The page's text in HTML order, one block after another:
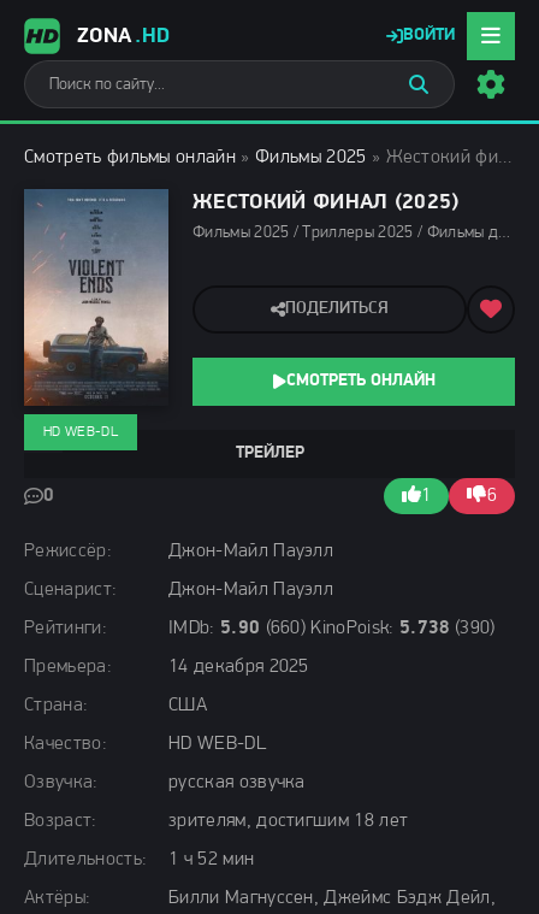
ZONA.HD ВОЙТИ
Смотреть фильмы онлайн » Фильмы 2025 » Жестокий финал (2025)
ЖЕСТОКИЙ ФИНАЛ (2025)
Фильмы 2025 / Триллеры 2025 / Фильмы декабря 2025 / Последние фильмы 2025 / Новинки кино 2025 / Зарубежные фильмы 2025 / Смотреть фильмы онлайн
Режиссёр:
Джон-Майл Пауэлл
Сценарист:
Джон-Майл Пауэлл
Рейтинги:
IMDb: 5.90 (660) KinoPoisk: 5.738 (390)
Премьера:
14 декабря 2025
Страна:
США
Качество:
HD WEB-DL
Озвучка:
русская озвучка
Возраст:
зрителям, достигшим 18 лет
Длительность:
1 ч 52 мин
Актёры:
Билли Магнуссен, Джеймс Бэдж Дейл,
ТРЕЙЛЕР
0 1 6
HD WEB-DL
ПОДЕЛИТЬСЯ
СМОТРЕТЬ ОНЛАЙН